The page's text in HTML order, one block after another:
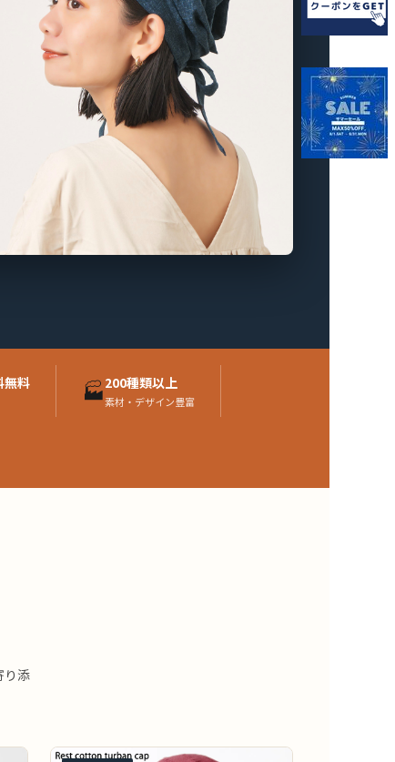
無料 🏭200種類以上
素材・デザイン豊富
り添